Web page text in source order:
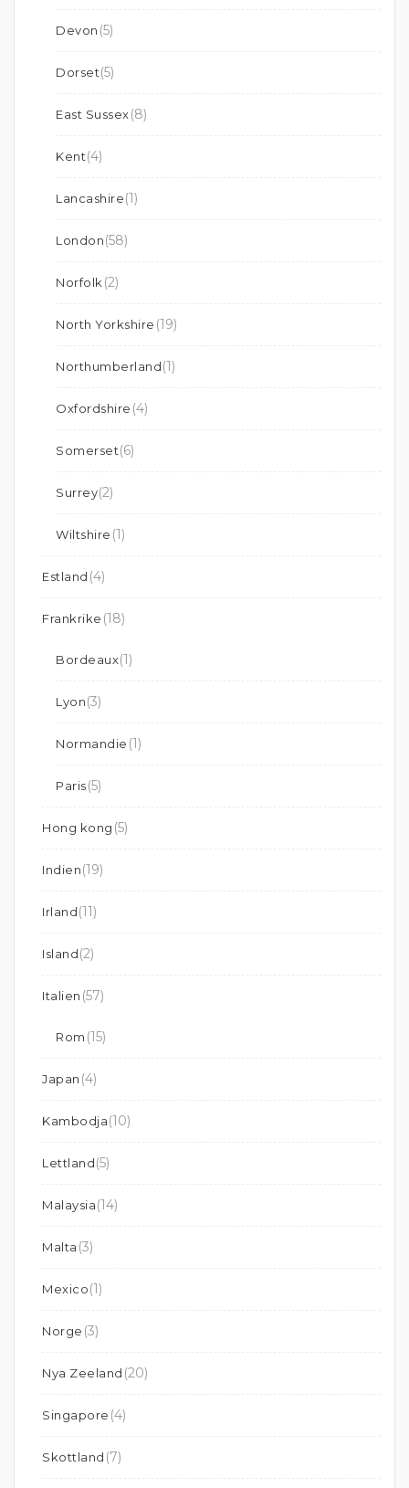
Devon (5)
Dorset(5)
East Sussex(8)
Kent(4)
Lancashire(1)
London(58)
Norfolk (2)
North Yorkshire (19)
Northumberland(1)
Oxfordshire (4)
Somerset(6)
Surrey(2)
Wiltshire (1)
Estland (4)
Frankrike (18)
Bordeaux(1)
Lyon(3)
Normandie (1)
Paris(5)
Hong kong (5)
Indien(19)
Irland(11)
Island(2)
Italien (57)
Rom (15)
Japan (4)
Kambodja(10)
Lettland(5)
Malaysia(14)
Malta (3)
Mexico(1)
Norge (3)
Nya Zeeland (20)
Singapore (4)
Skottland (7)